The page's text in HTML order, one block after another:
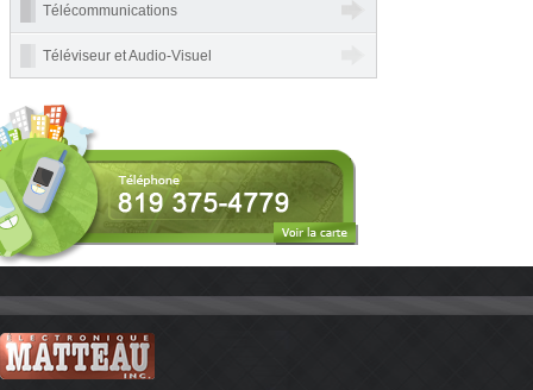
Télécommunications
Téléviseur et Audio-Visuel